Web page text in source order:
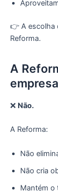
👉 A escolha
Reforma.
A
❌ Não.
A Reforma:
Não
Não cria
Mantém o